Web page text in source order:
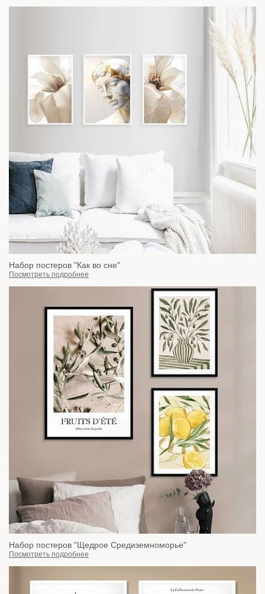
Набор постеров "Как во сне"
Посмотреть подробнее
Набор постеров "Щедрое Средиземноморье"
Посмотреть подробнее